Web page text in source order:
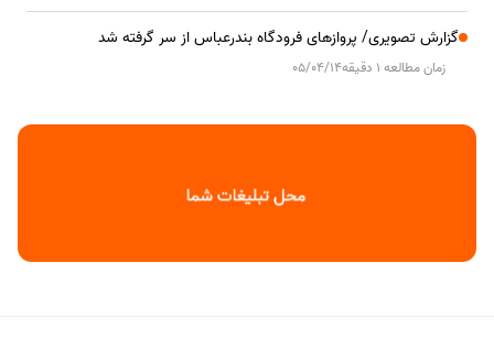
گزارش تصویری/ پروازهای فرودگاه بندرعباس از سر گرفته شد
زمان مطالعه 1 دقیقه 05/04/14